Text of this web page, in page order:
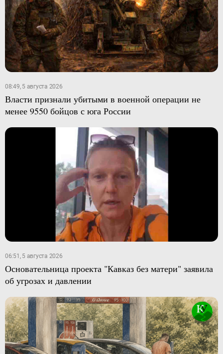
08:49, 5 августа 2026
Власти признали убитыми в военной операции не
менее 9550 бойцов с юга России
06:51, 5 августа 2026
Основательница проекта "Кавказ без матери" заявила
об угрозах и давлении